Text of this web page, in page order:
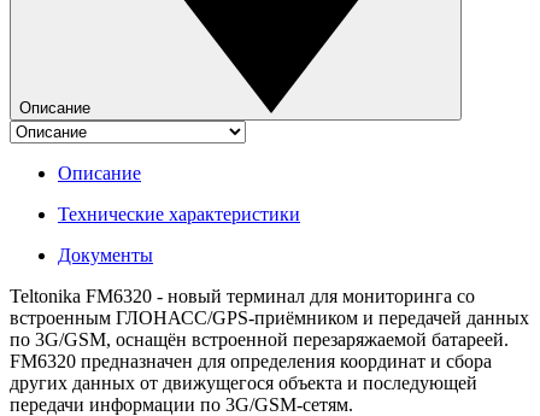
Описание
Описание
Технические характеристики
Документы
Teltonika FM6320 - новый терминал для мониторинга со
встроенным ГЛОНАСС/GPS-приёмником и передачей данных
по 3G/GSM, оснащён встроенной перезаряжаемой батареей.
FM6320 предназначен для определения координат и сбора
других данных от движущегося объекта и последующей
передачи информации по 3G/GSM-сетям.